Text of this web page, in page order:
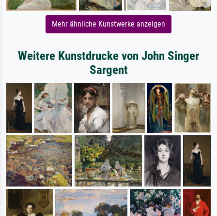
Mehr ähnliche Kunstwerke anzeigen
Weitere Kunstdrucke von John Singer
Sargent